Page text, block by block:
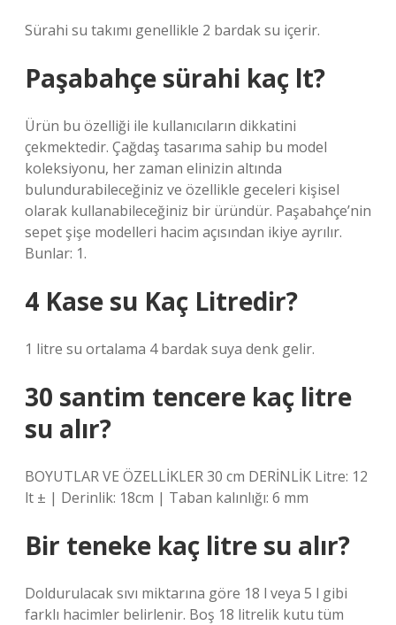
Sürahi su takımı genellikle 2 bardak su içerir.
Paşabahçe sürahi kaç lt?
Ürün bu özelliği ile kullanıcıların dikkatini
çekmektedir. Çağdaş tasarıma sahip bu model
koleksiyonu, her zaman elinizin altında
bulundurabileceğiniz ve özellikle geceleri kişisel
olarak kullanabileceğiniz bir üründür. Paşabahçe’nin
sepet şişe modelleri hacim açısından ikiye ayrılır.
Bunlar: 1.
4 Kase su Kaç Litredir?
1 litre su ortalama 4 bardak suya denk gelir.
30 santim tencere kaç litre
su alır?
BOYUTLAR VE ÖZELLİKLER 30 cm DERİNLİK Litre: 12
lt ± | Derinlik: 18cm | Taban kalınlığı: 6 mm
Bir teneke kaç litre su alır?
Doldurulacak sıvı miktarına göre 18 l veya 5 l gibi
farklı hacimler belirlenir. Boş 18 litrelik kutu tüm